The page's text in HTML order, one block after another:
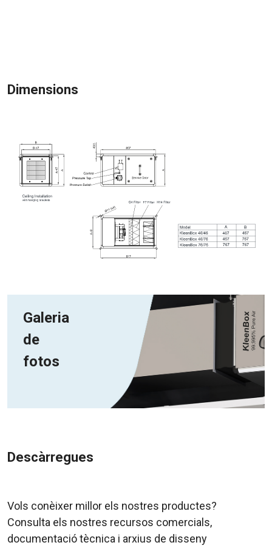
Dimensions
Galeria
de
fotos
Descàrregues
Vols conèixer millor els nostres productes?
Consulta els nostres recursos comercials,
documentació tècnica i arxius de disseny